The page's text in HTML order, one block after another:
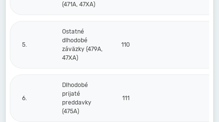
(471A, 47XA)
5.
Ostatné
dlhodobé
záväzky (479A,
47XA)
110
6.
Dlhodobé
prijaté
preddavky
(475A)
111